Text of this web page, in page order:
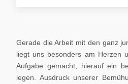
Gerade die Arbeit mit den ganz
liegt uns besonders am Herzen
Aufgabe gemacht, hierauf ein
legen. Ausdruck unserer